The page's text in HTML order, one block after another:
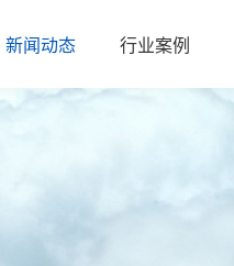
新闻动态 行业案例